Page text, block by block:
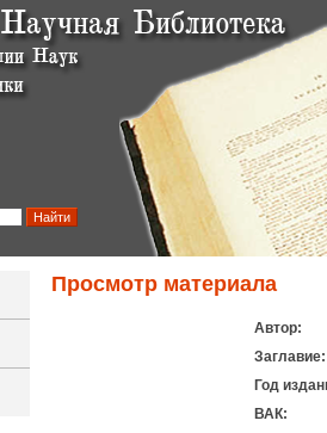
Просмотр материала
Автор:
Заглавие:
Год
ВАК: